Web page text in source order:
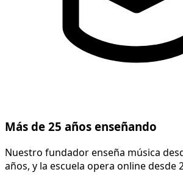
Más de 25 años enseñando
Nuestro fundador enseña música
años, y la escuela opera online desde